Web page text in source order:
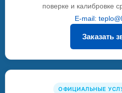
поверке и калибровке
E-mail:
Заказать
ОФИЦИАЛЬНЫЕ